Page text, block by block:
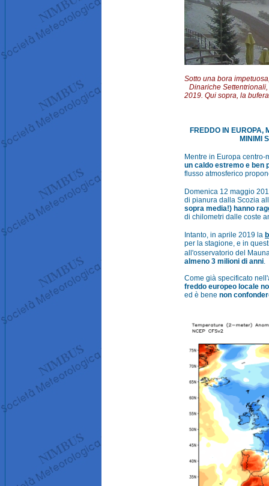
Sotto una bora
Dinariche
2019. Qui sopra, la
FREDDO IN EUROPA,
MINIMI
Mentre in Europa
un caldo estremo e ben
flusso atmosferico
Domenica 12 maggio
di pianura dalla Scozia
sopra media!) hanno
di chilometri dalle coste
Intanto, in aprile 2019 la
per la stagione, e in
all'osservatorio del
almeno 3 milioni di anni.
Come già specificato
freddo europeo locale
ed è bene non